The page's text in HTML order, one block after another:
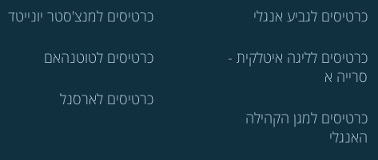
כרטיסים לגביע אנגלי
כרטיסים לליגה איטלקית -
סרייה א
כרטיסים למגן הקהילה
האנגלי
כרטיסים למנצ'סטר יונייטד
כרטיסים לטוטנהאם
כרטיסים לארסנל